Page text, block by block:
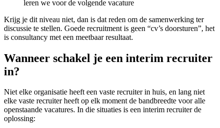
leren we voor de volgende vacature
Krijg je dit niveau niet, dan is dat reden om de samenwerking ter
discussie te stellen. Goede recruitment is geen “cv’s doorsturen”, het
is consultancy met een meetbaar resultaat.
Wanneer schakel je een interim recruiter
in?
Niet elke organisatie heeft een vaste recruiter in huis, en lang niet
elke vaste recruiter heeft op elk moment de bandbreedte voor alle
openstaande vacatures. In die situaties is een interim recruiter de
oplossing: